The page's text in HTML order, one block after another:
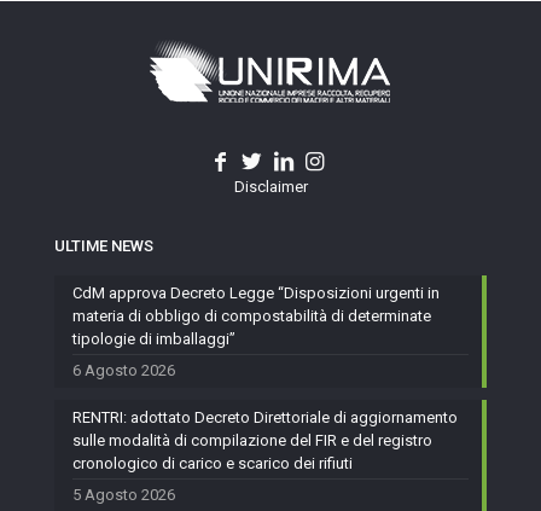
Disclaimer
ULTIME NEWS
CdM approva Decreto Legge “Disposizioni urgenti in
materia di obbligo di compostabilità di determinate
tipologie di imballaggi”
6 Agosto 2026
RENTRI: adottato Decreto Direttoriale di aggiornamento
sulle modalità di compilazione del FIR e del registro
cronologico di carico e scarico dei rifiuti
5 Agosto 2026